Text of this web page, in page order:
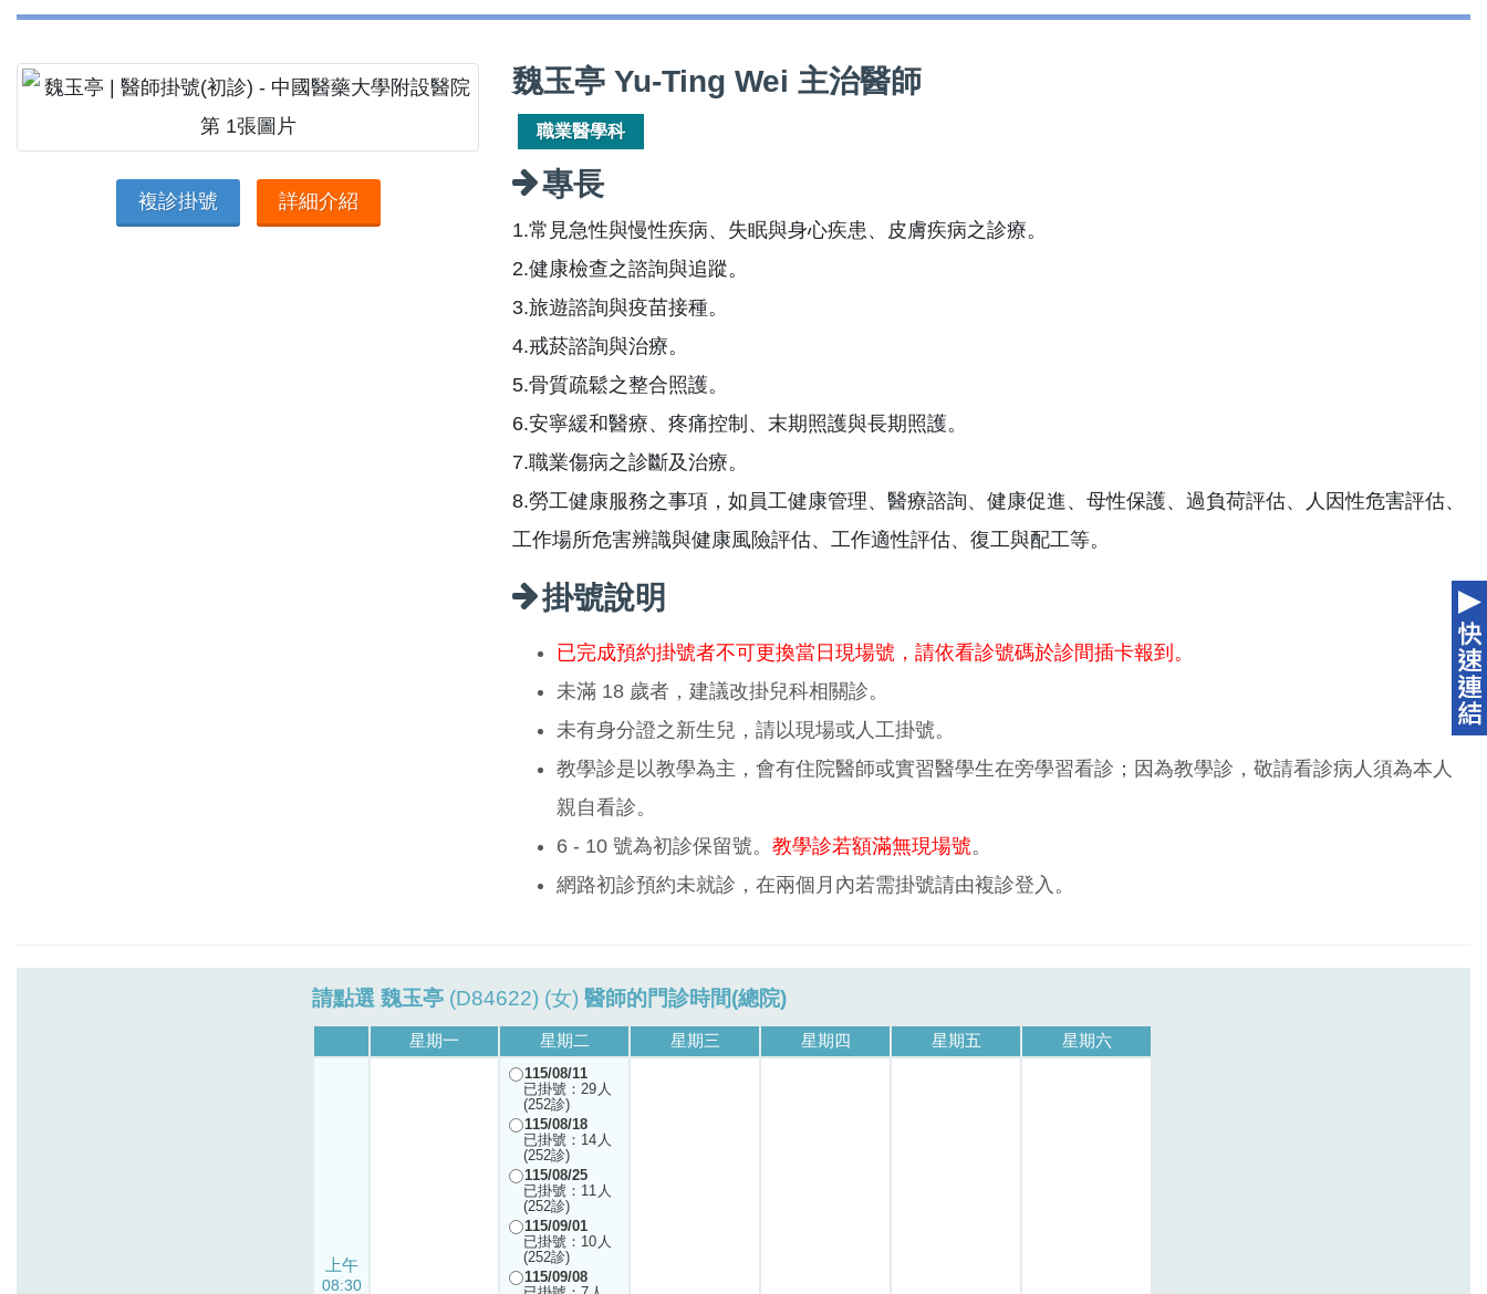
複診掛號 詳細介紹
魏玉亭 Yu-Ting Wei 主治醫師
職業醫學科
專長
1.常見急性與慢性疾病、失眠與身心疾患、皮膚疾病之診療。
2.健康檢查之諮詢與追蹤。
3.旅遊諮詢與疫苗接種。
4.戒菸諮詢與治療。
5.骨質疏鬆之整合照護。
6.安寧緩和醫療、疼痛控制、末期照護與長期照護。
7.職業傷病之診斷及治療。
8.勞工健康服務之事項，如員工健康管理、醫療諮詢、健康促進、母性保護、過負荷評估、人因性危害評估、
工作場所危害辨識與健康風險評估、工作適性評估、復工與配工等。
掛號說明
已完成預約掛號者不可更換當日現場號，請依看診號碼於診間插卡報到。
未滿 18 歲者，建議改掛兒科相關診。
未有身分證之新生兒，請以現場或人工掛號。
教學診是以教學為主，會有住院醫師或實習醫學生在旁學習看診；因為教學診，敬請看診病人須為本人
親自看診。
6 - 10 號為初診保留號。 教學診若額滿無現場號。
網路初診預約未就診，在兩個月內若需掛號請由複診登入。